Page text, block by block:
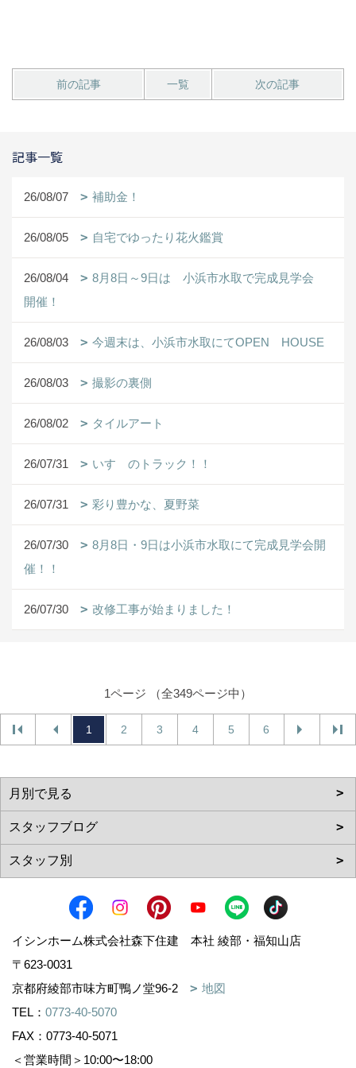
前の記事 一覧 次の記事
記事一覧
26/08/07 補助金！
26/08/05 自宅でゆったり花火鑑賞
26/08/04
8月8日～9日は 小浜市水取で完成見学会
開催！
26/08/03 今週末は、小浜市水取にてOPEN HOUSE
26/08/03 撮影の裏側
26/08/02 タイルアート
26/07/31 いすゞのトラック！！
26/07/31 彩り豊かな、夏野菜
26/07/30
8月8日・9日は小浜市水取にて完成見学会開
催！！
26/07/30 改修工事が始まりました！
1ページ （全349ページ中）
1 2 3 4 5 6
イシンホーム株式会社森下住建 本社 綾部・福知山店
〒623-0031
京都府綾部市味方町鴨ノ堂96-2
地図
TEL： 0773-40-5070
FAX：0773-40-5071
＜営業時間＞10:00〜18:00